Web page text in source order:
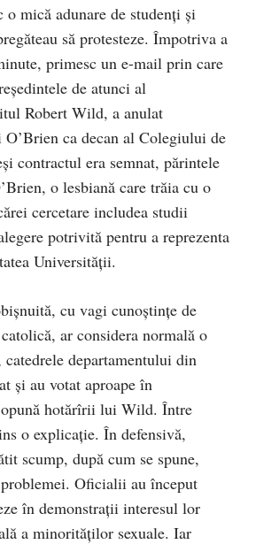
o mică adunare de studenți și
să protesteze. Împotriva a
primesc un e-mail prin care
de atunci al
Robert Wild, a anulat
ca decan al Colegiului de
contractul era semnat, părintele
o lesbiană care trăia cu o
cercetare includea studii
potrivită pentru a reprezenta
Universității.
cu vagi cunoștințe de
ar considera normală o
catedrele departamentului din
și au votat aproape în
opună hotărîrii lui Wild. Între
o explicație. În defensivă,
scump, după cum se spune,
Oficialii au început
în demonstrații interesul lor
a minorităților sexuale. Iar